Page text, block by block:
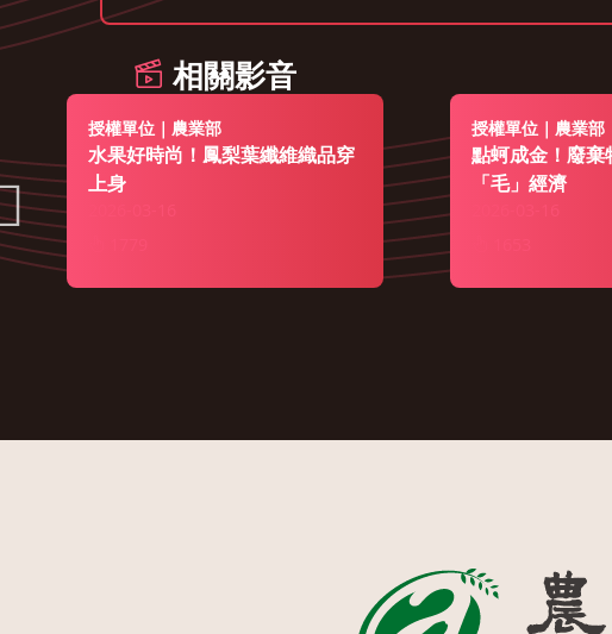
相關影音
授權單位｜農業部
水果好時尚！鳳梨葉纖維織品穿
上身
授權單位｜農業部
點蚵成金！廢棄
「毛」經濟